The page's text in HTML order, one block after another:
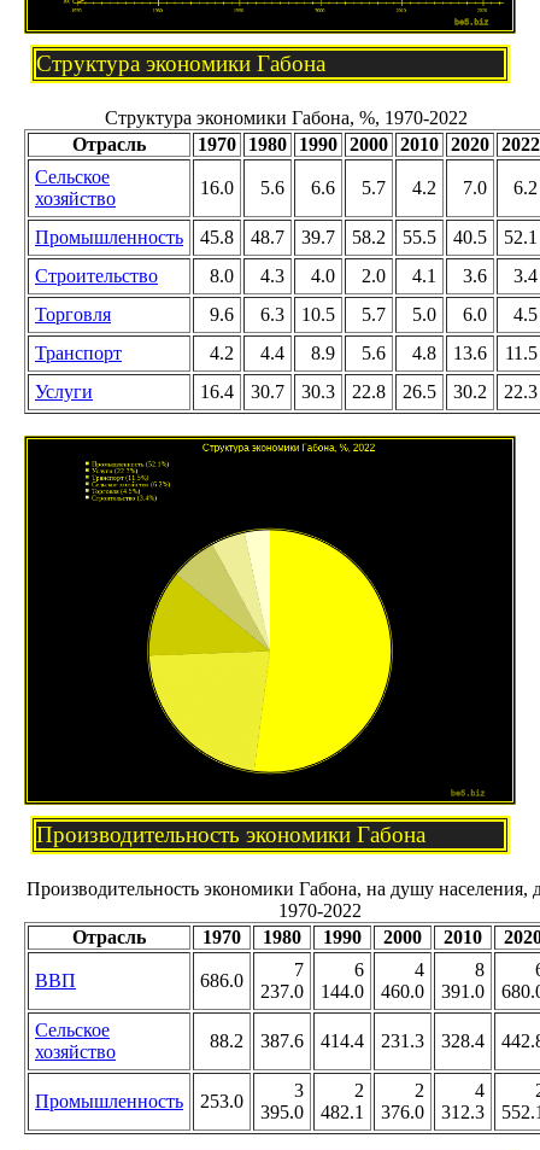
Структура экономики Габона
Структура экономики Габона, %, 1970-2022
Отрасль
1970 1980 1990 2000 2010 2020 2022
Сельское
хозяйство
16.0 5.6 6.6 5.7 4.2 7.0 6.2
Промышленность 45.8 48.7 39.7 58.2 55.5 40.5
52.1
Строительство
8.0 4.3 4.0 2.0 4.1 3.6
3.4
Торговля
9.6 6.3 10.5 5.7 5.0 6.0
4.5
Транспорт
4.2 4.4 8.9 5.6 4.8 13.6
11.5
Услуги
16.4 30.7 30.3 22.8 26.5 30.2 22.3
Производительность экономики Габона
Производительность экономики Габона, на душу населения,
1970-2022
Отрасль
1970 1980 1990 2000 2010
ВВП 686.0
7
237.0
6
144.0
4
460.0
8
391.0
Сельское
хозяйство
88.2 387.6 414.4 231.3 328.4
Промышленность 253.0
3
395.0
2
482.1
2
376.0
4
312.3